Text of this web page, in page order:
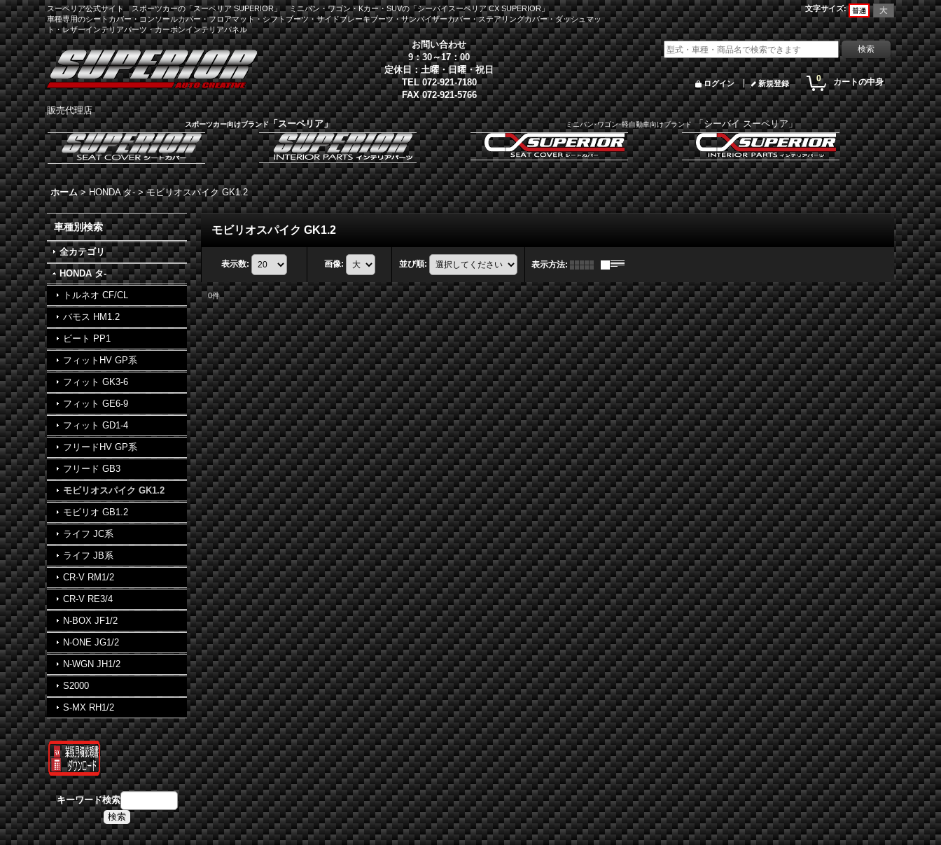
スーペリア公式サイト スポーツカーの「スーペリア SUPERIOR」 ミニバン・ワゴン・Kカー・SUVの「シーバイスーペリア CX SUPERIOR」
車種専用のシートカバー・コンソールカバー・フロアマット・シフトブーツ・サイドブレーキブーツ・サンバイザーカバー・ステアリングカバー・ダッシュマッ
ト・レザーインテリアパーツ・カーボンインテリアパネル
文字サイズ:
お問い合わせ
9：30～17：00
定休日：土曜・日曜・祝日
TEL 072-921-7180
FAX 072-921-5766
0 カートの中身
ログイン 新規登録
販売代理店
スポーツカー向けブランド「スーペリア」 ミニバン･ワゴン･軽自動車向けブランド「シーバイ スーペリア」
ホーム > HONDA タ- > モビリオスパイク GK1.2
車種別検索
全カテゴリ
HONDA タ-
トルネオ CF/CL
バモス HM1.2
ビート PP1
フィットHV GP系
フィット GK3-6
フィット GE6-9
フィット GD1-4
フリードHV GP系
フリード GB3
モビリオスパイク GK1.2
モビリオ GB1.2
ライフ JC系
ライフ JB系
CR-V RM1/2
CR-V RE3/4
N-BOX JF1/2
N-ONE JG1/2
N-WGN JH1/2
S2000
S-MX RH1/2
キーワード検索
モビリオスパイク GK1.2
表示数: 画像: 並び順: 表示方法:
0件